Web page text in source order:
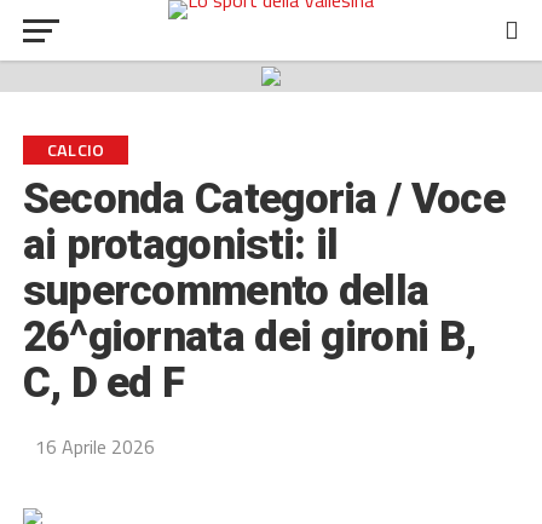
CALCIO
Seconda Categoria / Voce
ai protagonisti: il
supercommento della
26^giornata dei gironi B,
C, D ed F
16 Aprile 2026